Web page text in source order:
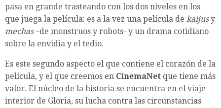
pasa en grande trasteando con los dos niveles en los
que juega la película: es a la vez una película de kaijusy
mechas–de monstruos y robots- y un drama cotidiano
sobre la envidia y el tedio.
Es este segundo aspecto el que contiene el corazón de la
película, y el que creemos en CinemaNet que tiene más
valor. El núcleo de la historia se encuentra en el viaje
interior de Gloria, su lucha contra las circunstancias